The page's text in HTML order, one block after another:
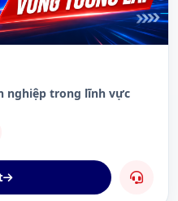
nghiệp trong lĩnh vực